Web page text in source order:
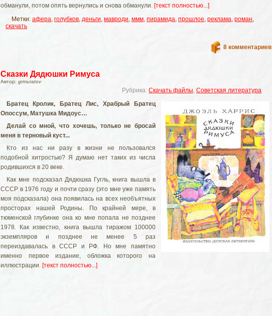
обманули, потом опять вернулись и снова обманули. [текст полностью...]
Метки: афера, голубков, деньги, мавроди, ммм, пирамида, прошлое, реклама, роман,
скачать
8 комментариев
Сказки Дядюшки Римуса
Автор: grmuratov
Рубрика: Скачать файлы, Советская литература
Братец Кролик, Братец Лис, Храбрый Братец
Опоссум, Матушка Мидоус…
Делай со мной, что хочешь, только не бросай
меня в терновый куст...
Кто из нас ни разу в жизни не пользовался
подобной хитростью? Я думаю нет таких из числа
родившихся в 20 веке.
Как мне подсказал Дядюшка Гугль, книга вышла в
СССР в 1976 году и почти сразу (это мне уже память
моя подсказала) она появилась на всех необъятных
просторах нашей Родины. По крайней мере, в
тюменской глубинке она ко мне попала не позднее
1978. Как известно, книга вышла тиражом 100000
экземпляров и позднее не менее 5 раз
переиздавалась в СССР и РФ. Но мне памятно
именно первое издание, обложка которого на
иллюстрации. [текст полностью...]